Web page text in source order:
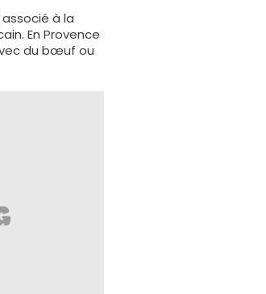
à la
En Provence
du bœuf ou